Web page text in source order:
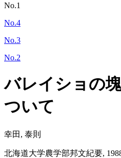
No.1
No.4
No.3
No.2
バレイショの
ついて
幸田, 泰則
北海道大学農学部邦文紀要,